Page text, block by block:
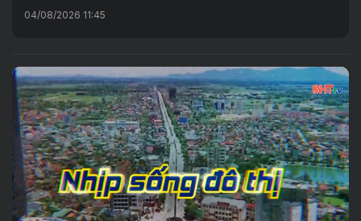
04/08/2026 11:45